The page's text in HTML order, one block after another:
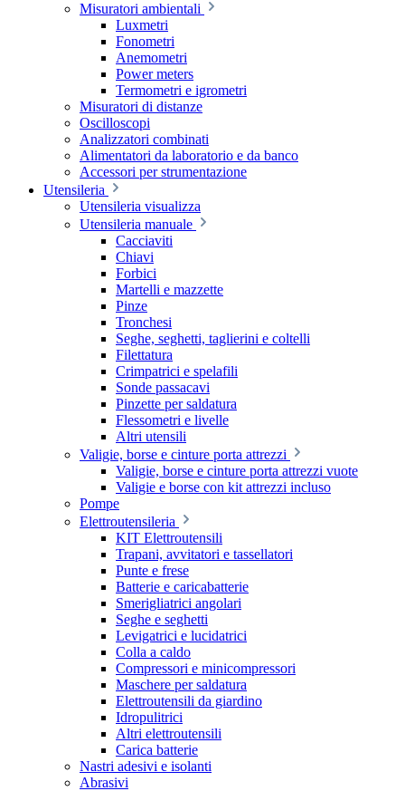
Misuratori ambientali
Luxmetri
Fonometri
Anemometri
Power meters
Termometri e igrometri
Misuratori di distanze
Oscilloscopi
Analizzatori combinati
Alimentatori da laboratorio e da banco
Accessori per strumentazione
Utensileria
Utensileria visualizza
Utensileria manuale
Cacciaviti
Chiavi
Forbici
Martelli e mazzette
Pinze
Tronchesi
Seghe, seghetti, taglierini e coltelli
Filettatura
Crimpatrici e spelafili
Sonde passacavi
Pinzette per saldatura
Flessometri e livelle
Altri utensili
Valigie, borse e cinture porta attrezzi
Valigie, borse e cinture porta attrezzi vuote
Valigie e borse con kit attrezzi incluso
Pompe
Elettroutensileria
KIT Elettroutensili
Trapani, avvitatori e tassellatori
Punte e frese
Batterie e caricabatterie
Smerigliatrici angolari
Seghe e seghetti
Levigatrici e lucidatrici
Colla a caldo
Compressori e minicompressori
Maschere per saldatura
Elettroutensili da giardino
Idropulitrici
Altri elettroutensili
Carica batterie
Nastri adesivi e isolanti
Abrasivi